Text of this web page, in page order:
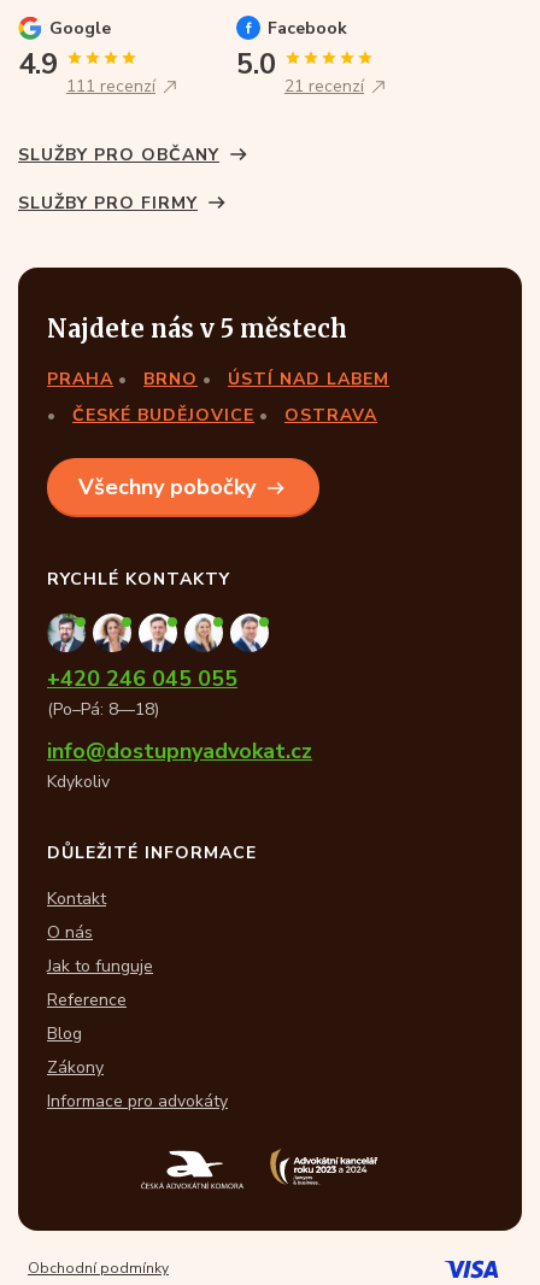
Google
4.9
111 recenzí
Facebook
5.0
21 recenzí
SLUŽBY PRO OBČANY
SLUŽBY PRO FIRMY
Najdete nás v 5 městech
PRAHA BRNO
ÚSTÍ NAD LABEM
ČESKÉ BUDĚJOVICE
OSTRAVA
Všechny pobočky
RYCHLÉ KONTAKTY
+420 246 045 055
(Po–Pá: 8—18)
info@dostupnyadvokat.cz
Kdykoliv
DŮLEŽITÉ INFORMACE
Kontakt
O nás
Jak to funguje
Reference
Blog
Zákony
Informace pro advokáty
Obchodní podmínky